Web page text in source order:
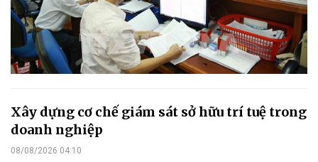
Xây dựng cơ chế giám sát sở hữu trí tuệ trong
doanh nghiệp
08/08/2026 04:10